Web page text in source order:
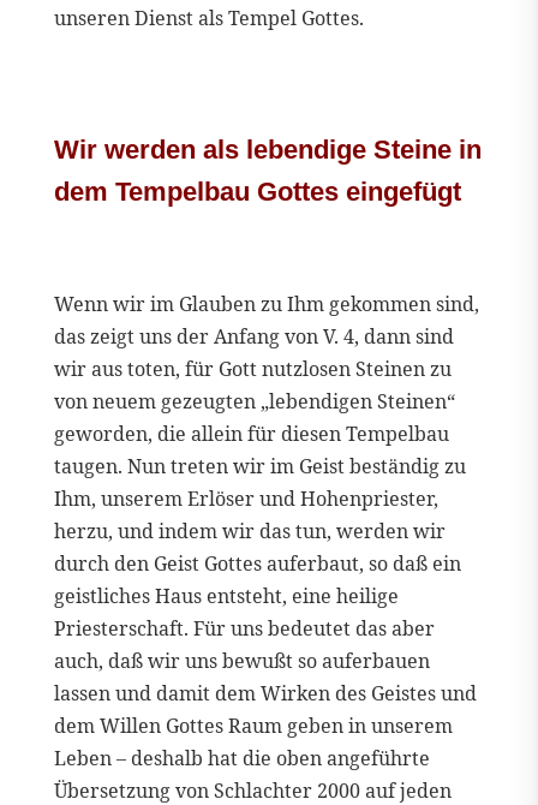
unseren Dienst als Tempel Gottes.
Wir werden als lebendige Steine in
dem Tempelbau Gottes eingefügt
Wenn wir im Glauben zu Ihm gekommen sind,
das zeigt uns der Anfang von V. 4, dann sind
wir aus toten, für Gott nutzlosen Steinen zu
von neuem gezeugten „lebendigen Steinen“
geworden, die allein für diesen Tempelbau
taugen. Nun treten wir im Geist beständig zu
Ihm, unserem Erlöser und Hohenpriester,
herzu, und indem wir das tun, werden wir
durch den Geist Gottes auferbaut, so daß ein
geistliches Haus entsteht, eine heilige
Priesterschaft. Für uns bedeutet das aber
auch, daß wir uns bewußt so auferbauen
lassen und damit dem Wirken des Geistes und
dem Willen Gottes Raum geben in unserem
Leben – deshalb hat die oben angeführte
Übersetzung von Schlachter 2000 auf jeden